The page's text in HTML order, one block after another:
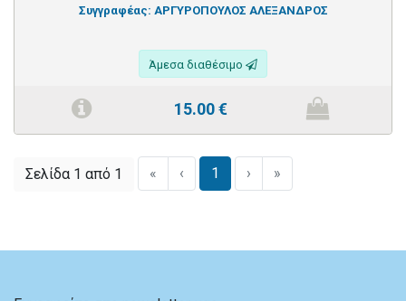
Συγγραφέας: ΑΡΓΥΡΟΠΟΥΛΟΣ ΑΛΕΞΑΝΔΡΟΣ
Άμεσα διαθέσιμο
15.00€
Σελίδα 1 από 1 « ‹ 1 › »